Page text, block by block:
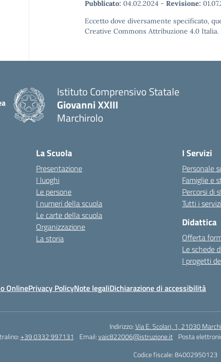
Pubblicato: 04.02.2024 - Revisione:
Eccetto dove diversamente specificato,
Creative Commons Attribuzione 4.0 Italia.
Istituto Comprensivo Statale
Giovanni XXIII
Marchirolo
La Scuola
Presentazione
I luoghi
Le persone
I numeri della scuola
Le carte della scuola
Organizzazione
La storia
I Servizi
Personale
Famiglie e
Percorsi di
Tutti i servizi
Didattica
Offerta
Le schede
I progetti
OnlinePrivacy PolicyNote legaliDichiarazione di accessibilità
Indirizzo:Via E. Scolari, 1, 21030
+39 0332 997131 Email:vaic822006@istruzione.it Posta
Codice fiscale: 84002950123